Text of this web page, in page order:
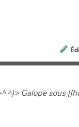
^)> Galope sous